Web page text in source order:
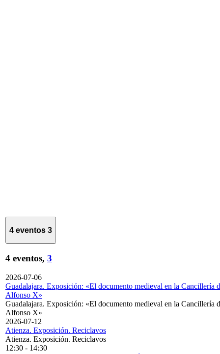
4 eventos 3
4 eventos, 3
2026-07-06
Guadalajara. Exposición: «El documento medieval en la Cancillería
Alfonso X»
Guadalajara. Exposición: «El documento medieval en la Cancillería
Alfonso X»
2026-07-12
Atienza. Exposición. Reciclavos
Atienza. Exposición. Reciclavos
12:30 - 14:30